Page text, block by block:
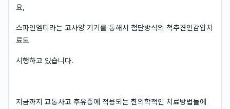
요,
스파인엠티라는 고사양 기기를 통해서 첨단방식의 척추견인감압치
료도
시행하고 있습니다.
지금까지 교통사고 후유증에 적용되는 한의학적인 치료방법들에